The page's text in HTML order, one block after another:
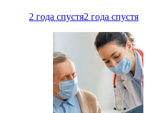
2 года спустя2 года спустя